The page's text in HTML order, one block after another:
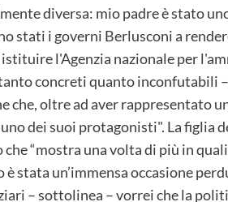
diversa: mio padre è stato
stati i governi Berlusconi a
l'Agenzia nazionale per
concreti quanto inconfutabili
che, oltre ad aver rappresentato
dei suoi protagonisti". La figlia
che “mostra una volta di più in
stata un’immensa occasione
– sottolinea – vorrei che la